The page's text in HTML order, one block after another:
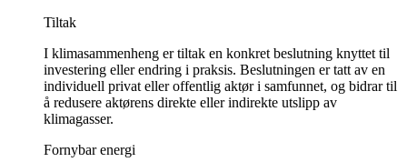
Tiltak
I klimasammenheng er tiltak en konkret beslutning knyttet til
investering eller endring i praksis. Beslutningen er tatt av en
individuell privat eller offentlig aktør i samfunnet, og bidrar til
å redusere aktørens direkte eller indirekte utslipp av
klimagasser.
Fornybar energi